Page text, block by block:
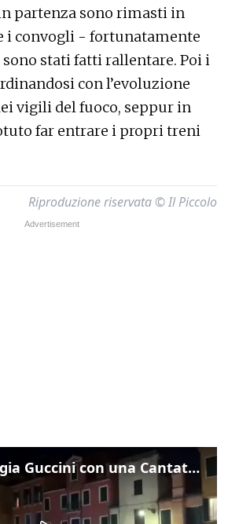
partenza sono rimasti in
i convogli - fortunatamente
stati fatti rallentare. Poi i
con l’evoluzione
vigili del fuoco, seppur in
far entrare i propri treni
Riproduzione riservata © Il Piccolo
Venezia omaggia Guccini con una Cantata Anarchica in campo Santa Margherita